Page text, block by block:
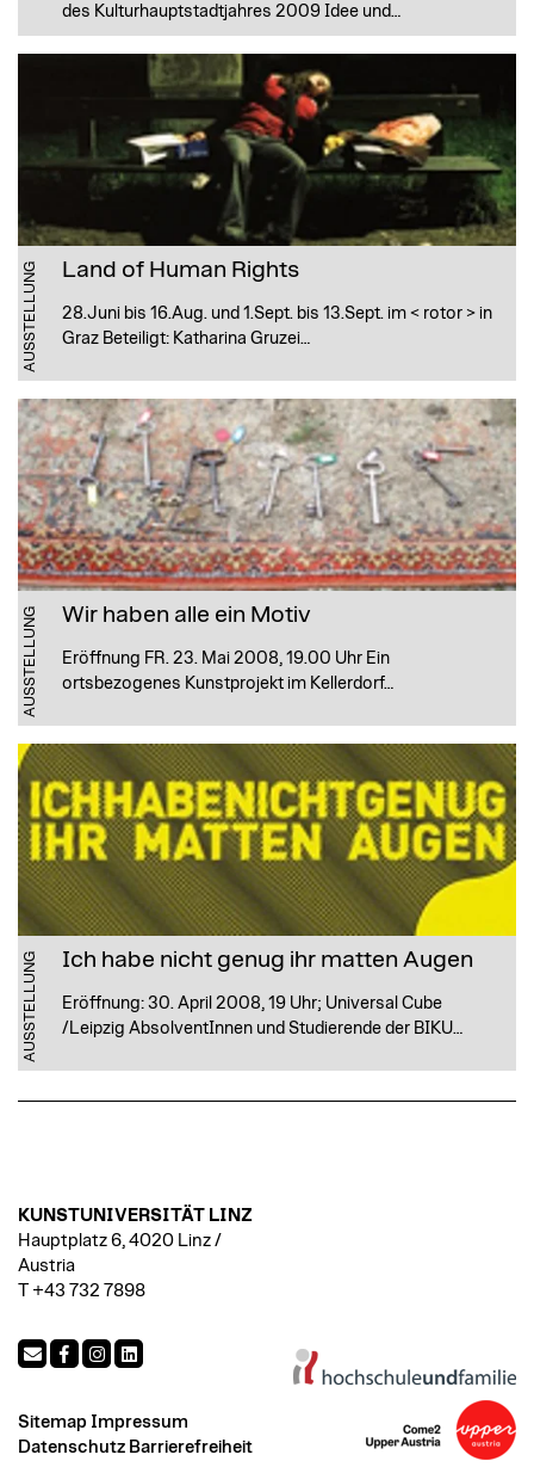
des Kulturhauptstadtjahres 2009 Idee und…
AUSSTELLUNG Land of Human Rights
28.Juni bis 16.Aug. und 1.Sept. bis 13.Sept. im < rotor > in
Graz Beteiligt: Katharina Gruzei…
AUSSTELLUNG Wir haben alle ein Motiv
Eröffnung FR. 23. Mai 2008, 19.00 Uhr Ein
ortsbezogenes Kunstprojekt im Kellerdorf…
AUSSTELLUNG Ich habe nicht genug ihr matten Augen
Eröffnung: 30. April 2008, 19 Uhr; Universal Cube
/Leipzig AbsolventInnen und Studierende der BIKU…
KUNSTUNIVERSITÄT LINZ
Hauptplatz 6, 4020 Linz /
Austria
T +43 732 7898
Sitemap Impressum
Datenschutz Barrierefreiheit